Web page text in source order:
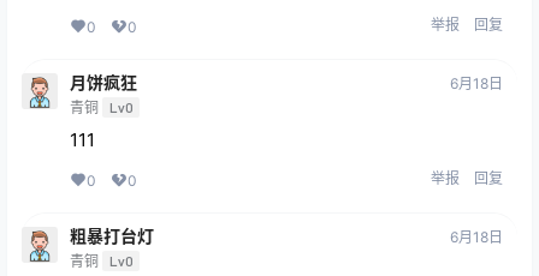
0 0 举报 回复
月饼疯狂
青铜 Lv0
6月18日
111
0 0 举报 回复
粗暴打台灯
青铜 Lv0
6月18日